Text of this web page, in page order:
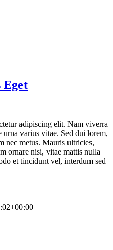
Eget
adipiscing elit. Nam viverra
varius vitae. Sed dui lorem,
nec metus. Mauris ultricies,
ornare nisi, vitae mattis nulla
et tincidunt vel, interdum sed